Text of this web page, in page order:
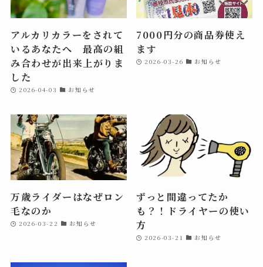
アルカリカラーをされて
いるあなたへ 最高の組
み合わせが出来上がりま
した
2026-04-03 お知らせ
7000円分の商品券使え
ます
2026-03-26 お知らせ
万歳ライダーはなぜロン
毛なのか
2026-03-22 お知らせ
ずっと間違ってたか
も？！ドライヤーの使い
方
2026-03-21 お知らせ